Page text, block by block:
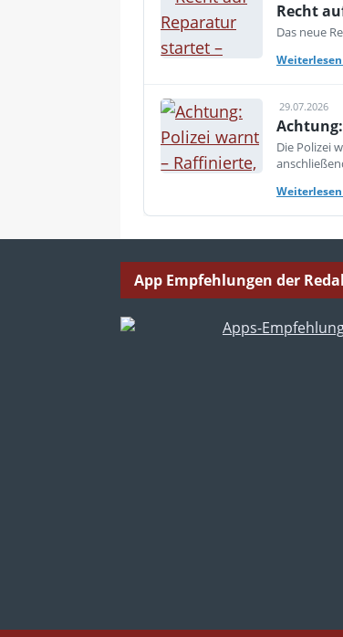
Recht
Das neue
Weiterlesen
29.07.2026
Die Polizei
Weiterlesen
App Empfehlungen der